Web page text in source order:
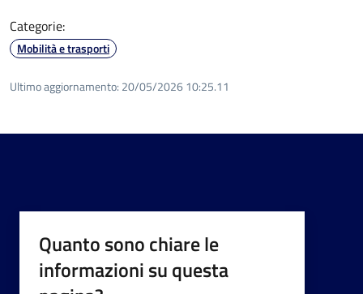
Categorie:
Mobilità e trasporti
Ultimo aggiornamento: 20/05/2026 10:25.11
Quanto sono chiare le
informazioni su questa